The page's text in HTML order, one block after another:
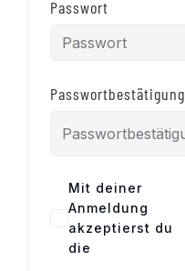
Passwort
Passwortbestätigung
Mit deiner
Anmeldung
akzeptierst du
die